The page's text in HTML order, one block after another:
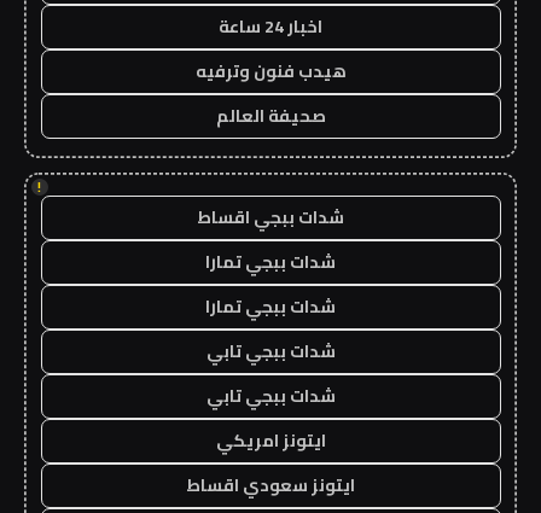
اخبار 24 ساعة
هيدب فنون وترفيه
صحيفة العالم
!
شدات ببجي اقساط
شدات ببجي تمارا
شدات ببجي تمارا
شدات ببجي تابي
شدات ببجي تابي
ايتونز امريكي
ايتونز سعودي اقساط